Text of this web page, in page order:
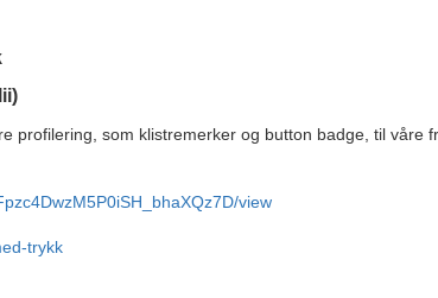
profilering, som klistremerker og button badge, til våre
view
trykk